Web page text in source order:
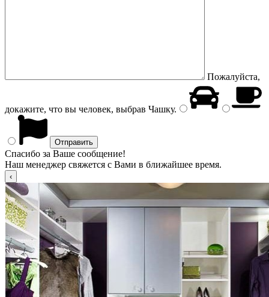
Пожалуйста,
докажите, что вы человек, выбрав Чашку.
Спасибо за Ваше сообщение!
Наш менеджер свяжется с Вами в ближайшее время.